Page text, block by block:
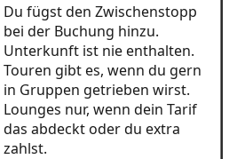
Du fügst den Zwischenstopp
bei der Buchung hinzu.
Unterkunft ist nie enthalten.
Touren gibt es, wenn du gern
in Gruppen getrieben wirst.
Lounges nur, wenn dein Tarif
das abdeckt oder du extra
zahlst.